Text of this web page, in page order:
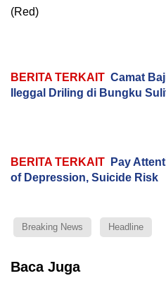
(Red)
BERITA TERKAIT Camat
Ileggal Driling di Bungku
BERITA TERKAIT
Pay
of Depression, Suicide Risk
Breaking News Headline
Baca Juga